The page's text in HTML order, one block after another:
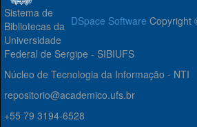
DSpace Software Copyright
Sistema de
Bibliotecas da
Universidade
Federal de Sergipe - SIBIUFS
Núcleo de Tecnologia da Informação - NTI
repositorio@academico.ufs.br
+55 79 3194-6528